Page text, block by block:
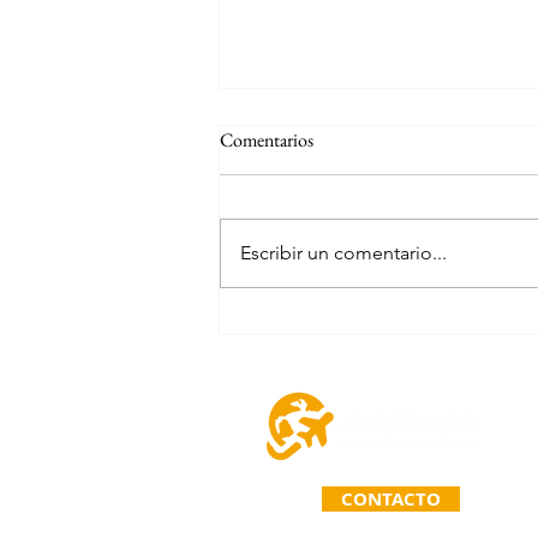
Comentarios
Escribir un comentario...
CONTACTO